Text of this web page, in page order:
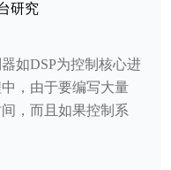
研究
DSP为控制核心进
，由于要编写大量
，而且如果控制系